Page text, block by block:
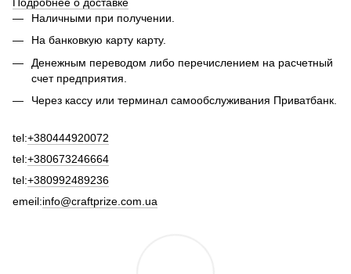
Наличными при получении.
На банковкую карту карту.
Денежным переводом либо перечислением на расчетный
счет предприятия.
Через кассу или терминал самообслуживания Приватбанк.
tel:+380444920072
tel:+380673246664
tel:+380992489236
emeil:info@craftprize.com.ua